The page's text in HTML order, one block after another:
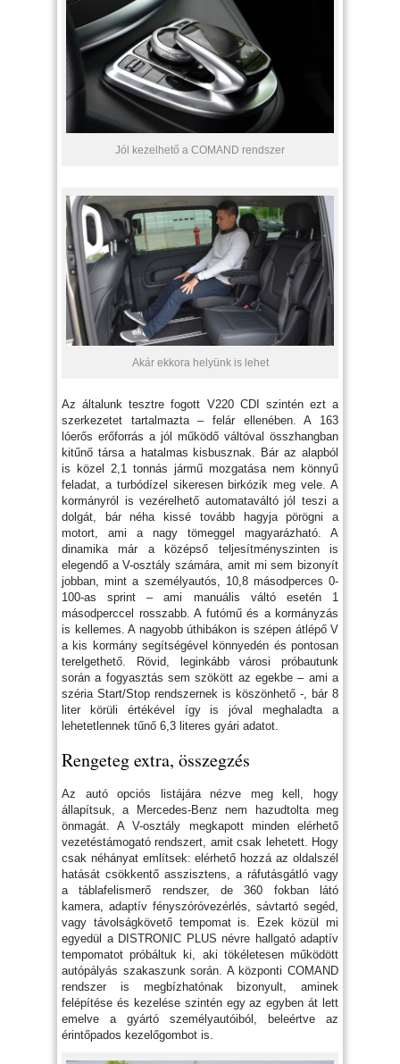
Jól kezelhető a COMAND rendszer
Akár ekkora helyünk is lehet
Az általunk tesztre fogott V220 CDI szintén ezt a
szerkezetet tartalmazta – felár ellenében. A 163
lóerős erőforrás a jól működő váltóval összhangban
kitűnő társa a hatalmas kisbusznak. Bár az alapból
is közel 2,1 tonnás jármű mozgatása nem könnyű
feladat, a turbódízel sikeresen birkózik meg vele. A
kormányról is vezérelhető automataváltó jól teszi a
dolgát, bár néha kissé tovább hagyja pörögni a
motort, ami a nagy tömeggel magyarázható. A
dinamika már a középső teljesítményszinten is
elegendő a V-osztály számára, amit mi sem bizonyít
jobban, mint a személyautós, 10,8 másodperces 0-
100-as sprint – ami manuális váltó esetén 1
másodperccel rosszabb. A futómű és a kormányzás
is kellemes. A nagyobb úthibákon is szépen átlépő V
a kis kormány segítségével könnyedén és pontosan
terelgethető. Rövid, leginkább városi próbautunk
során a fogyasztás sem szökött az egekbe – ami a
széria Start/Stop rendszernek is köszönhető -, bár 8
liter körüli értékével így is jóval meghaladta a
lehetetlennek tűnő 6,3 literes gyári adatot.
Rengeteg extra, összegzés
Az autó opciós listájára nézve meg kell, hogy
állapítsuk, a Mercedes-Benz nem hazudtolta meg
önmagát. A V-osztály megkapott minden elérhető
vezetéstámogató rendszert, amit csak lehetett. Hogy
csak néhányat említsek: elérhető hozzá az oldalszél
hatását csökkentő asszisztens, a ráfutásgátló vagy
a táblafelismerő rendszer, de 360 fokban látó
kamera, adaptív fényszóróvezérlés, sávtartó segéd,
vagy távolságkövető tempomat is. Ezek közül mi
egyedül a DISTRONIC PLUS névre hallgató adaptív
tempomatot próbáltuk ki, aki tökéletesen működött
autópályás szakaszunk során. A központi COMAND
rendszer is megbízhatónak bizonyult, aminek
felépítése és kezelése szintén egy az egyben át lett
emelve a gyártó személyautóiból, beleértve az
érintőpados kezelőgombot is.